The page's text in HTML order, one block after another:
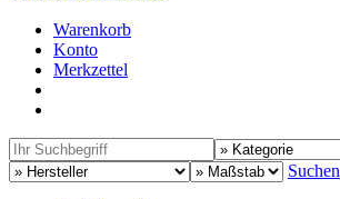
Warenkorb
Konto
Merkzettel
Suchen